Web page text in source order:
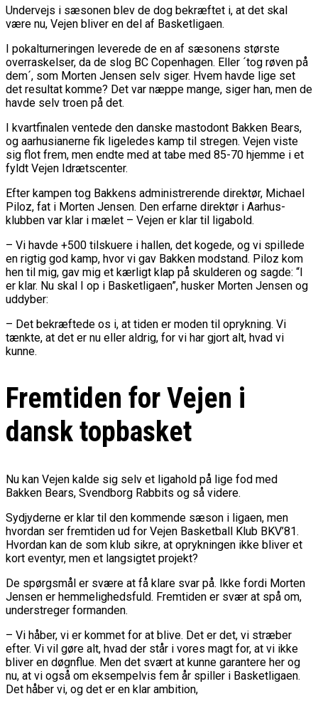
Undervejs i sæsonen blev de dog bekræftet i, at det skal
være nu, Vejen bliver en del af Basketligaen.
I pokalturneringen leverede de en af sæsonens største
overraskelser, da de slog BC Copenhagen. Eller ´tog røven på
dem´, som Morten Jensen selv siger. Hvem havde lige set
det resultat komme? Det var næppe mange, siger han, men de
havde selv troen på det.
I kvartfinalen ventede den danske mastodont Bakken Bears,
og aarhusianerne fik ligeledes kamp til stregen. Vejen viste
sig flot frem, men endte med at tabe med 85-70 hjemme i et
fyldt Vejen Idrætscenter.
Efter kampen tog Bakkens administrerende direktør, Michael
Piloz, fat i Morten Jensen. Den erfarne direktør i Aarhus-
klubben var klar i mælet – Vejen er klar til ligabold.
– Vi havde +500 tilskuere i hallen, det kogede, og vi spillede
en rigtig god kamp, hvor vi gav Bakken modstand. Piloz kom
hen til mig, gav mig et kærligt klap på skulderen og sagde: “I
er klar. Nu skal I op i Basketligaen”, husker Morten Jensen og
uddyber:
– Det bekræftede os i, at tiden er moden til oprykning. Vi
tænkte, at det er nu eller aldrig, for vi har gjort alt, hvad vi
kunne.
Fremtiden for Vejen i
dansk topbasket
Nu kan Vejen kalde sig selv et ligahold på lige fod med
Bakken Bears, Svendborg Rabbits og så videre.
Sydjyderne er klar til den kommende sæson i ligaen, men
hvordan ser fremtiden ud for Vejen Basketball Klub BKV’81.
Hvordan kan de som klub sikre, at oprykningen ikke bliver et
kort eventyr, men et langsigtet projekt?
De spørgsmål er svære at få klare svar på. Ikke fordi Morten
Jensen er hemmelighedsfuld. Fremtiden er svær at spå om,
understreger formanden.
– Vi håber, vi er kommet for at blive. Det er det, vi stræber
efter. Vi vil gøre alt, hvad der står i vores magt for, at vi ikke
bliver en døgnflue. Men det svært at kunne garantere her og
nu, at vi også om eksempelvis fem år spiller i Basketligaen.
Det håber vi, og det er en klar ambition,